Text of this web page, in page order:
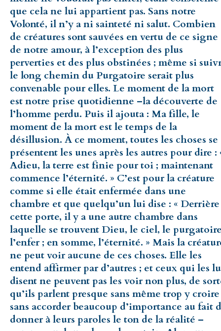
que cela ne lui appartient pas. Sans notre
Volonté, il n’y a ni sainteté ni salut. Combien
de créatures sont sauvées en vertu de ce signe
de notre amour, à l’exception des plus
perverties et des plus obstinées ; même si
le long chemin du Purgatoire serait plus
convenable pour elles. Le moment de la mort
est notre prise quotidienne –la découverte de
l’homme perdu. Puis il ajouta : Ma fille, le
moment de la mort est le temps de la
désillusion. À ce moment, toutes les choses se
présentent les unes après les autres pour dire :
Adieu, la terre est finie pour toi ; maintenant
commence l’éternité. » C’est pour la créature
comme si elle était enfermée dans une
chambre et que quelqu’un lui dise : « Derrière
cette porte, il y a une autre chambre dans
laquelle se trouvent Dieu, le ciel, le
l’enfer ; en somme, l’éternité. » Mais la
ne peut voir aucune de ces choses. Elle les
entend affirmer par d’autres ; et ceux qui les
disent ne peuvent pas les voir non plus, de
qu’ils parlent presque sans même trop y
sans accorder beaucoup d’importance au fait
donner à leurs paroles le ton de la réalité –